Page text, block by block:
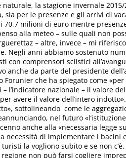
la stagione invernale
per le presenze e gli arrivi di
milioni di euro mentre
alla meteo – sulle quali non
– altre, invece – mi
Negli anni abbiamo sostenuto
con comprensori sciistici
anche da parte del presidente
che ha spiegato come
l’indicatore nazionale – il valore
avere il valore dell’intero
sottolineando come le
nel futuro
anche alla «necessaria legge
necessità di implementare i bacini
la vogliono subito e se non c’è,
non può farsi cogliere